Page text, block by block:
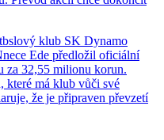
klub SK Dynamo
Ede předložil oficiální
za 32,55 milionu korun.
které má klub vůči své
že je připraven převzetí